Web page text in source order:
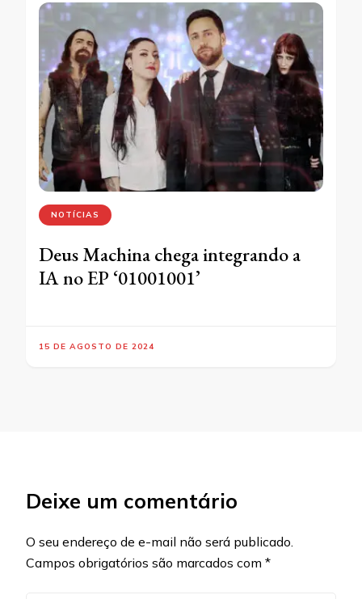
NOTÍCIAS
Deus Machina chega integrando a
IA no EP ‘01001001’
15 DE AGOSTO DE 2024
Deixe um comentário
O seu endereço de e-mail não será publicado.
Campos obrigatórios são marcados com *